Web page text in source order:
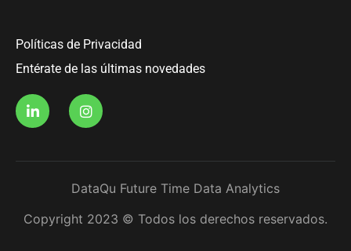
Políticas de Privacidad
Entérate de las últimas novedades
DataQu Future Time Data Analytics
Copyright 2023 © Todos los derechos reservados.